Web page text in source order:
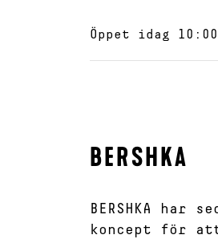
Öppet idag
BERSHKA
BERSHKA
koncept för